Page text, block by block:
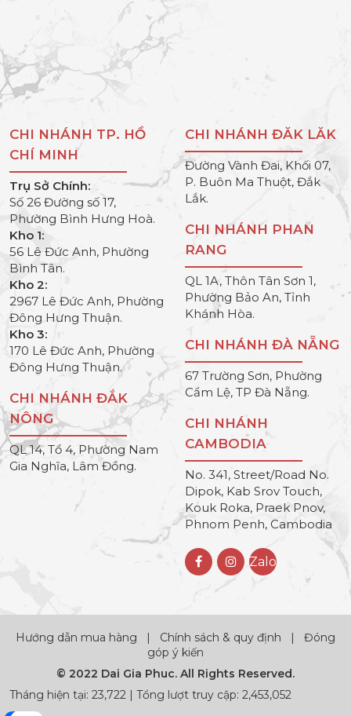
CHI NHÁNH TP. HỒ
CHÍ MINH
Trụ Sở Chính:
Số 26 Đường số 17,
Phường Bình Hưng Hoà.
Kho 1:
56 Lê Đức Anh, Phường
Bình Tân.
Kho 2:
2967 Lê Đức Anh, Phường
Đông Hưng Thuận.
Kho 3:
170 Lê Đức Anh, Phường
Đông Hưng Thuận.
CHI NHÁNH ĐẮK
NÔNG
QL 14, Tổ 4, Phường Nam
Gia Nghĩa, Lâm Đồng.
CHI NHÁNH ĐĂK LĂK
Đường Vành Đai, Khối 07,
P. Buôn Ma Thuột, Đắk
Lắk.
CHI NHÁNH PHAN
RANG
QL 1A, Thôn Tân Sơn 1,
Phường Bảo An, Tỉnh
Khánh Hòa.
CHI NHÁNH ĐÀ NẴNG
67 Trường Sơn, Phường
Cẩm Lệ, TP Đà Nẵng.
CHI NHÁNH
CAMBODIA
No. 341, Street/Road No.
Dipok, Kab Srov Touch,
Kouk Roka, Praek Pnov,
Phnom Penh, Cambodia
Zalo
Hướng dẫn mua hàng | Chính sách & quy định | Đóng
góp ý kiến
© 2022 Dai Gia Phuc. All Rights Reserved.
Tháng hiện tại: 23,722 | Tổng lượt truy cập: 2,453,052